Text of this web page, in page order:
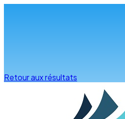
Retour aux résultats